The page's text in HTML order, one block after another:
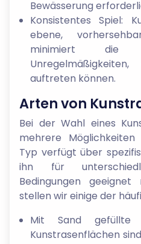
Bewässerung
Konsistentes Spiel:
ebene,
minimiert die
auftreten können.
Arten von
Bei der Wahl eines
mehrere
Typ verfügt über
ihn für
Bedingungen geeignet
stellen wir einige der
Mit Sand gefüllte
Kunstrasenflächen